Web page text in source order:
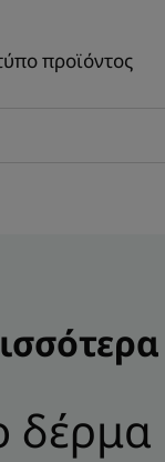
προϊόντος